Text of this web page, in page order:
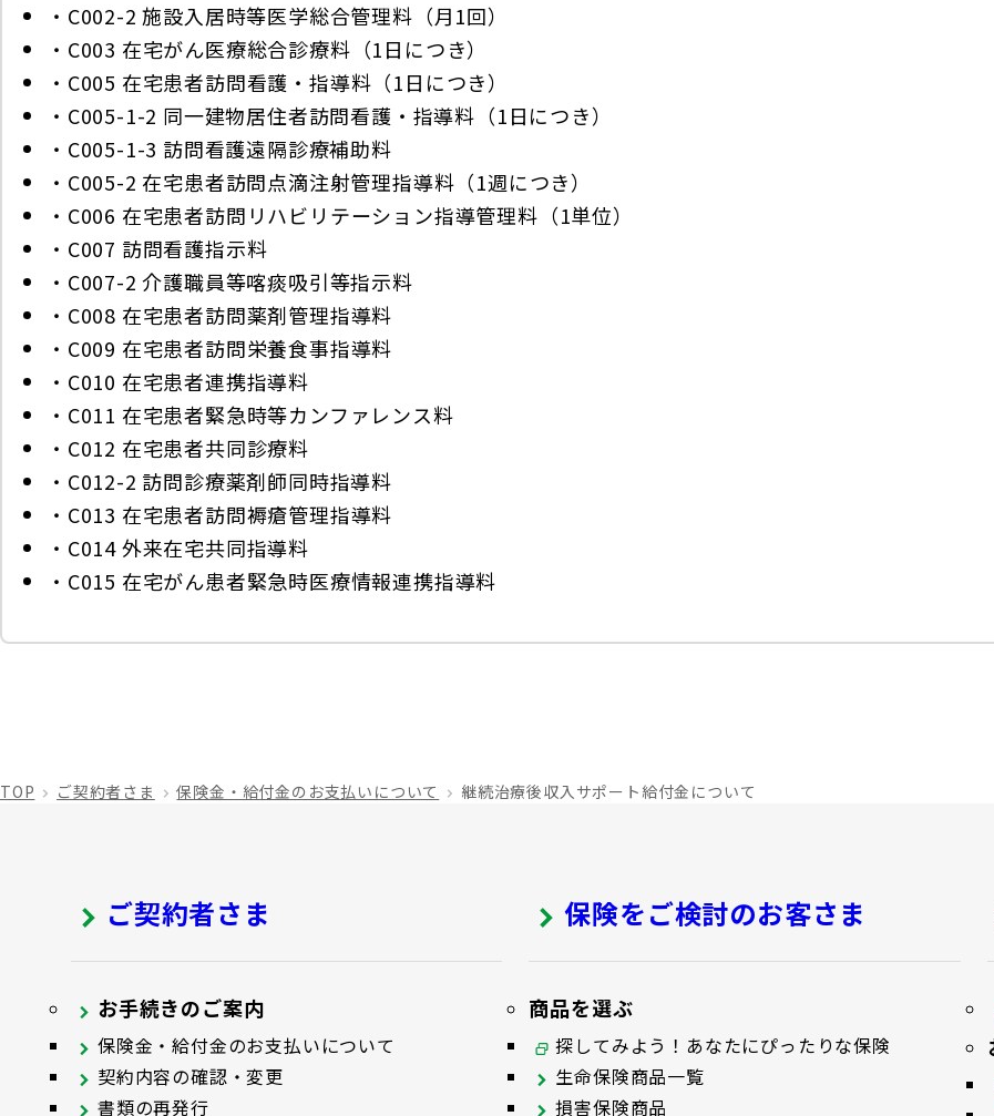
・C002-2 施設入居時等医学総合管理料（月1回）
・C003 在宅がん医療総合診療料（1日につき）
・C005 在宅患者訪問看護・指導料（1日につき）
・C005-1-2 同一建物居住者訪問看護・指導料（1日につき）
・C005-1-3 訪問看護遠隔診療補助料
・C005-2 在宅患者訪問点滴注射管理指導料（1週につき）
・C006 在宅患者訪問リハビリテーション指導管理料（1単位）
・C007 訪問看護指示料
・C007-2 介護職員等喀痰吸引等指示料
・C008 在宅患者訪問薬剤管理指導料
・C009 在宅患者訪問栄養食事指導料
・C010 在宅患者連携指導料
・C011 在宅患者緊急時等カンファレンス料
・C012 在宅患者共同診療料
・C012-2 訪問診療薬剤師同時指導料
・C013 在宅患者訪問褥瘡管理指導料
・C014 外来在宅共同指導料
・C015 在宅がん患者緊急時医療情報連携指導料
TOP ご契約者さま 保険金・給付金のお支払いについて 継続治療後収入サポート給付金について
ご契約者さま
お手続きのご案内
保険金・給付金のお支払いについて
契約内容の確認・変更
書類の再発行
保険をご検討のお客さま
商品を選ぶ
探してみよう！あなたにぴったりな保険
生命保険商品一覧
損害保険商品